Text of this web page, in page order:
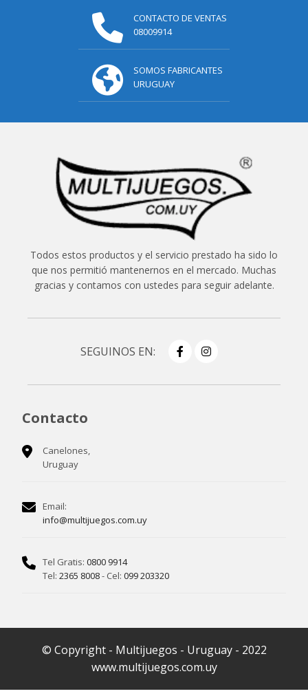
CONTACTO DE VENTAS
08009914
SOMOS FABRICANTES
URUGUAY
Todos estos productos y el servicio prestado ha sido lo
que nos permitió mantenernos en el mercado. Muchas
gracias y contamos con ustedes para seguir adelante.
SEGUINOS EN:
Contacto
Canelones,
Uruguay
Email:
info@multijuegos.com.uy
Tel Gratis: 0800 9914
Tel: 2365 8008- Cel: 099 203320
© Copyright - Multijuegos - Uruguay - 2022
www.multijuegos.com.uy